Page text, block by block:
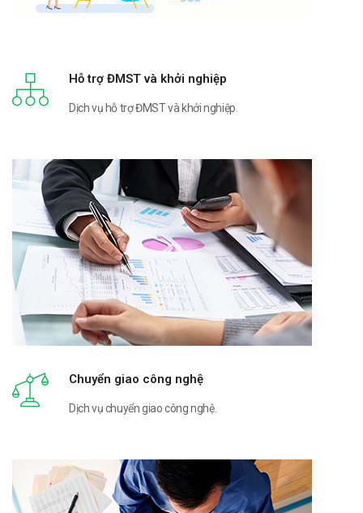
Hỗ trợ ĐMST và khởi nghiệp
Dịch vụ hỗ trợ ĐMST và khởi nghiệp.
Chuyển giao công nghệ
Dịch vụ chuyển giao công nghệ.